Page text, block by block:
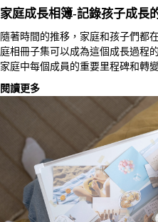
家庭成長相簿-記錄孩子成長
隨著時間的推移，家庭和孩子們都
庭相冊子集可以成為這個成長過程
家庭中每個成員的重要里程碑和轉
閱讀更多